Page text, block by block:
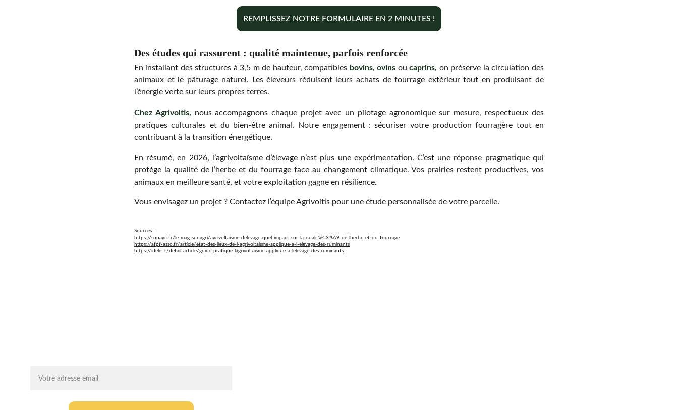
REMPLISSEZ NOTRE FORMULAIRE EN 2 MINUTES !
Des études qui rassurent : qualité maintenue, parfois renforcée
En installant des structures à 3,5 m de hauteur, compatibles bovins, ovins oucaprins, on préserve la circulation des
animaux et le pâturage naturel. Les éleveurs réduisent leurs achats de fourrage extérieur tout en produisant de
l’énergie verte sur leurs propres terres.
Chez Agrivoltis, nous accompagnons chaque projet avec un pilotage agronomique sur mesure, respectueux des
pratiques culturales et du bien-être animal. Notre engagement : sécuriser votre production fourragère tout en
contribuant à la transition énergétique.
En résumé, en 2026, l’agrivoltaïsme d’élevage n’est plus une expérimentation. C’est une réponse pragmatique qui
protège la qualité de l’herbe et du fourrage face au changement climatique. Vos prairies restent productives, vos
animaux en meilleure santé, et votre exploitation gagne en résilience.
Vous envisagez un projet ? Contactez l’équipe Agrivoltis pour une étude personnalisée de votre parcelle.
Sources :
https://sunagri.fr/le-mag-sunagri/agrivoltaisme-delevage-quel-impact-sur-la-qualit%C3%A9-de-lherbe-et-du-fourrage
https://afpf-asso.fr/article/etat-des-lieux-de-l-agrivoltaisme-applique-a-l-elevage-des-ruminants
https://idele.fr/detail-article/guide-pratique-lagrivoltaisme-applique-a-lelevage-des-ruminants